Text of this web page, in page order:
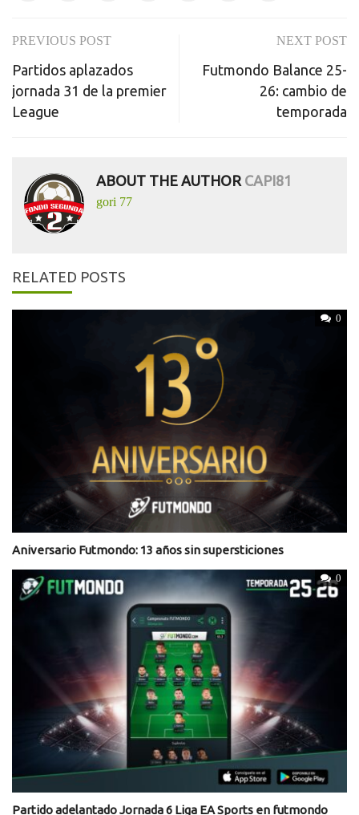
Post
navigation
PREVIOUS POST
Partidos aplazados
jornada 31 de la premier
League
NEXT POST
Futmondo Balance 25-
26: cambio de
temporada
ABOUT THE AUTHOR CAPI81
gori 77
RELATED POSTS
0
Aniversario Futmondo: 13 años sin supersticiones
0
Partido adelantado Jornada 6 Liga EA Sports en futmondo